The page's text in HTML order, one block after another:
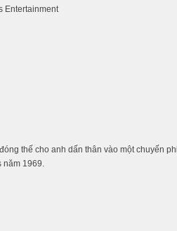
Entertainment
thế cho anh dấn thân vào một chuyến
năm 1969.